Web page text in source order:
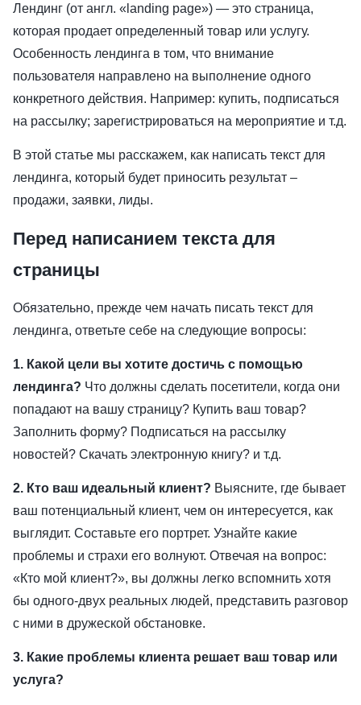
Лендинг (от англ. «landing page») — это страница,
которая продает определенный товар или услугу.
Особенность лендинга в том, что внимание
пользователя направлено на выполнение одного
конкретного действия. Например: купить, подписаться
на рассылку; зарегистрироваться на мероприятие и т.д.
В этой статье мы расскажем, как написать текст для
лендинга, который будет приносить результат –
продажи, заявки, лиды.
Перед написанием текста для
страницы
Обязательно, прежде чем начать писать текст для
лендинга, ответьте себе на следующие вопросы:
1. Какой цели вы хотите достичь с помощью
лендинга? Что должны сделать посетители, когда они
попадают на вашу страницу? Купить ваш товар?
Заполнить форму? Подписаться на рассылку
новостей? Скачать электронную книгу? и т.д.
2. Кто ваш идеальный клиент? Выясните, где бывает
ваш потенциальный клиент, чем он интересуется, как
выглядит. Составьте его портрет. Узнайте какие
проблемы и страхи его волнуют. Отвечая на вопрос:
«Кто мой клиент?», вы должны легко вспомнить хотя
бы одного-двух реальных людей, представить разговор
с ними в дружеской обстановке.
3. Какие проблемы клиента решает ваш товар или
услуга?